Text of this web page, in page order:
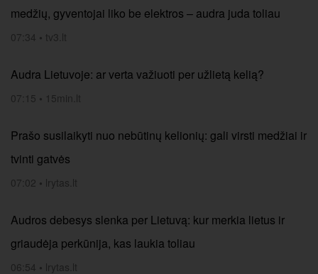
medžių, gyventojai liko be elektros – audra juda toliau
07:34 • tv3.lt
Audra Lietuvoje: ar verta važiuoti per užlietą kelią?
07:15 • 15min.lt
Prašo susilaikyti nuo nebūtinų kelionių: gali virsti medžiai ir
tvinti gatvės
07:02 • lrytas.lt
Audros debesys slenka per Lietuvą: kur merkia lietus ir
griaudėja perkūnija, kas laukia toliau
06:54 • lrytas.lt